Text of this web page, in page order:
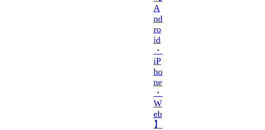
A
nd
ro
id
・
iP
ho
ne
・
W
eb
】